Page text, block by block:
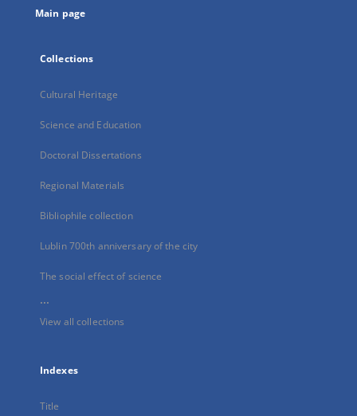
Main page
Collections
Cultural Heritage
Science and Education
Doctoral Dissertations
Regional Materials
Bibliophile collection
Lublin 700th anniversary of the city
The social effect of science
...
View all collections
Indexes
Title